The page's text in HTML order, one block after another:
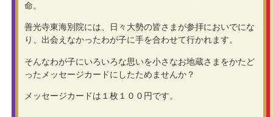
命。
善光寺東海別院には、日々大勢の皆さまが参拝においでにな
り、出会えなかったわが子に手を合わせて行かれます。
そんなわが子にいろいろな思いを小さなお地蔵さまをかたど
ったメッセージカードにしたためませんか？
メッセージカードは１枚１００円です。